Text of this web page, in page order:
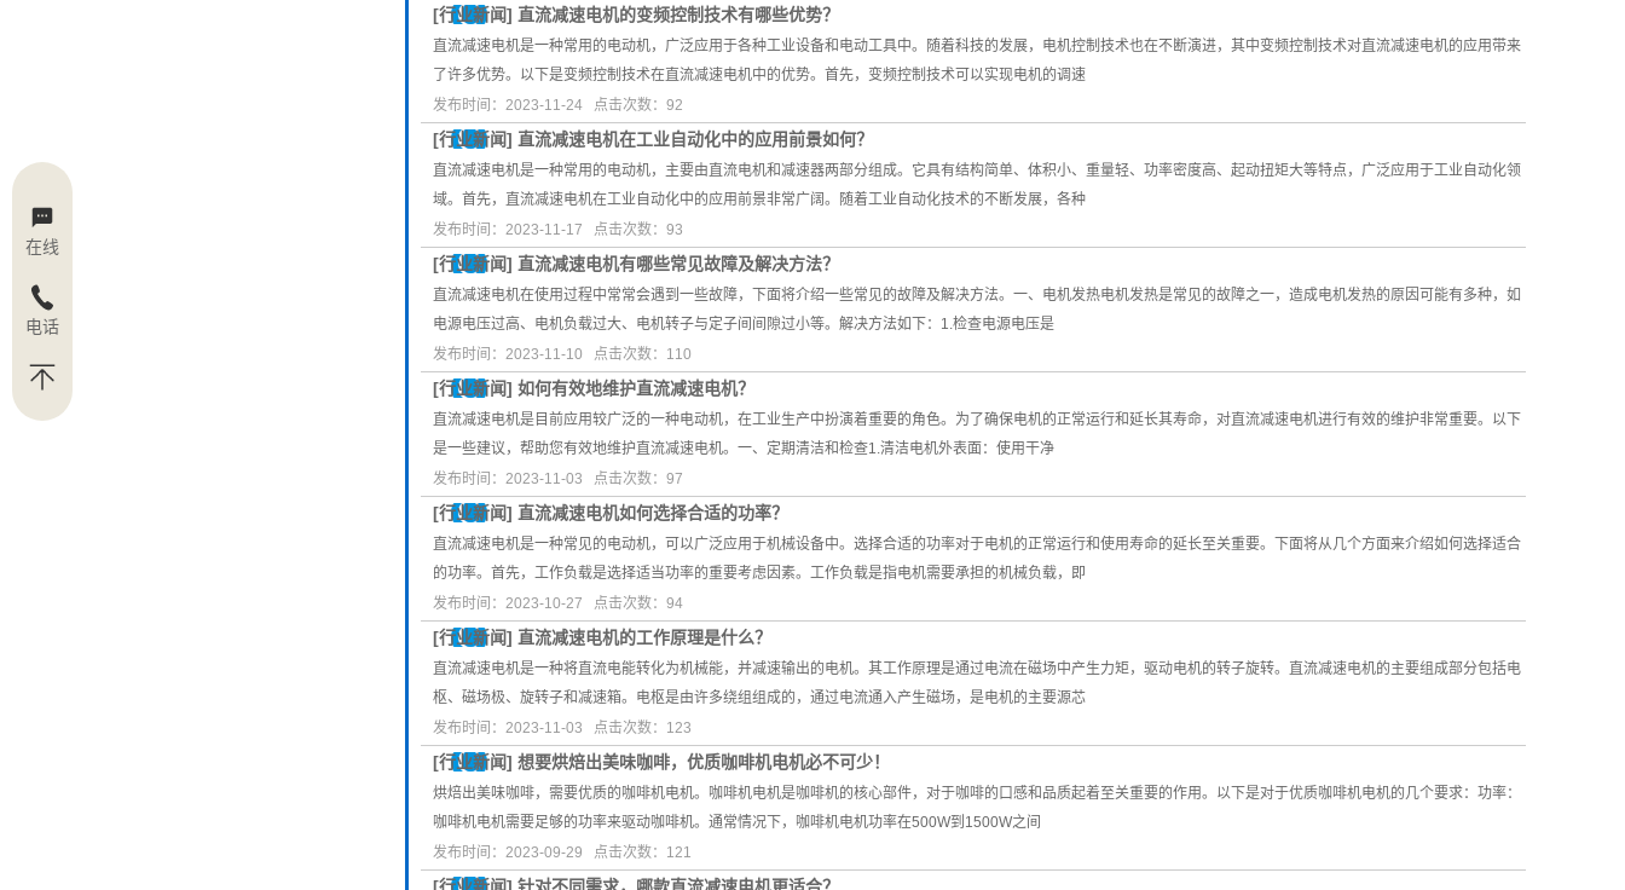
[行业新闻] 直流减速电机的变频控制技术有哪些优势？
直流减速电机是一种常用的电动机，广泛应用于各种工业设备和电动工具中。随着科技的发展，电机控制技术也在不断演进，其中变频控制技术对直流减速电机的应用带来
了许多优势。以下是变频控制技术在直流减速电机中的优势。首先，变频控制技术可以实现电机的调速
发布时间：2023-11-24 点击次数：92
[行业新闻] 直流减速电机在工业自动化中的应用前景如何？
直流减速电机是一种常用的电动机，主要由直流电机和减速器两部分组成。它具有结构简单、体积小、重量轻、功率密度高、起动扭矩大等特点，广泛应用于工业自动化领
域。首先，直流减速电机在工业自动化中的应用前景非常广阔。随着工业自动化技术的不断发展，各种
发布时间：2023-11-17 点击次数：93
[行业新闻] 直流减速电机有哪些常见故障及解决方法？
直流减速电机在使用过程中常常会遇到一些故障，下面将介绍一些常见的故障及解决方法。一、电机发热电机发热是常见的故障之一，造成电机发热的原因可能有多种，如
电源电压过高、电机负载过大、电机转子与定子间间隙过小等。解决方法如下：1.检查电源电压是
发布时间：2023-11-10 点击次数：110
[行业新闻] 如何有效地维护直流减速电机？
直流减速电机是目前应用较广泛的一种电动机，在工业生产中扮演着重要的角色。为了确保电机的正常运行和延长其寿命，对直流减速电机进行有效的维护非常重要。以下
是一些建议，帮助您有效地维护直流减速电机。一、定期清洁和检查1.清洁电机外表面：使用干净
发布时间：2023-11-03 点击次数：97
[行业新闻] 直流减速电机如何选择合适的功率？
直流减速电机是一种常见的电动机，可以广泛应用于机械设备中。选择合适的功率对于电机的正常运行和使用寿命的延长至关重要。下面将从几个方面来介绍如何选择适合
的功率。首先，工作负载是选择适当功率的重要考虑因素。工作负载是指电机需要承担的机械负载，即
发布时间：2023-10-27 点击次数：94
[行业新闻] 直流减速电机的工作原理是什么？
直流减速电机是一种将直流电能转化为机械能，并减速输出的电机。其工作原理是通过电流在磁场中产生力矩，驱动电机的转子旋转。直流减速电机的主要组成部分包括电
枢、磁场极、旋转子和减速箱。电枢是由许多绕组组成的，通过电流通入产生磁场，是电机的主要源芯
发布时间：2023-11-03 点击次数：123
[行业新闻] 想要烘焙出美味咖啡，优质咖啡机电机必不可少！
烘焙出美味咖啡，需要优质的咖啡机电机。咖啡机电机是咖啡机的核心部件，对于咖啡的口感和品质起着至关重要的作用。以下是对于优质咖啡机电机的几个要求：功率：
咖啡机电机需要足够的功率来驱动咖啡机。通常情况下，咖啡机电机功率在500W到1500W之间
发布时间：2023-09-29 点击次数：121
在线
电话